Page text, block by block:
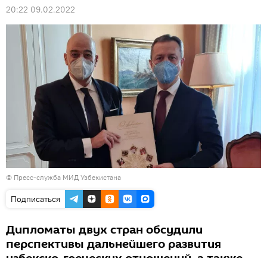
20:22 09.02.2022
© Пресс-служба МИД Узбекистана
Подписаться
Дипломаты двух стран обсудили
перспективы дальнейшего развития